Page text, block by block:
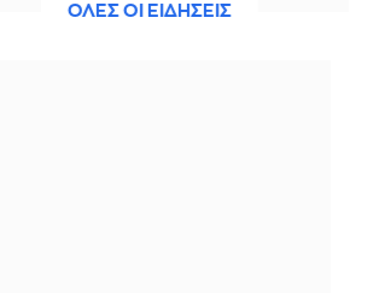
Πάρνηθα - Σώοι οι 4 επιβαίνοντες
ΟΛΕΣ ΟΙ ΕΙΔΗΣΕΙΣ